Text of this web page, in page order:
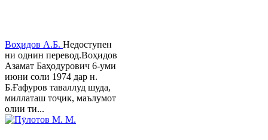
Воҳидов А.Б. Недоступен
ни однин перевод.Воҳидов
Азамат Баҳодурович 6-уми
июни соли 1974 дар н.
Б.Ғафуров таваллуд шуда,
миллаташ тоҷик, маълумот
олии ти...